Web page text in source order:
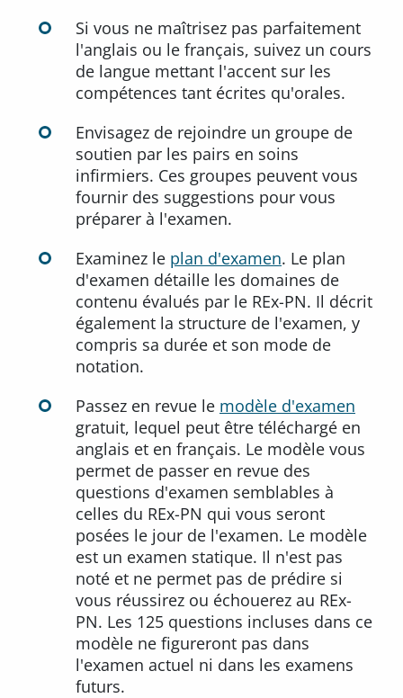
Si vous ne maîtrisez pas parfaitement
l'anglais ou le français, suivez un cours
de langue mettant l'accent sur les
compétences tant écrites qu'orales.
Envisagez de rejoindre un groupe de
soutien par les pairs en soins
infirmiers. Ces groupes peuvent vous
fournir des suggestions pour vous
préparer à l'examen.
Examinez le plan d'examen. Le plan
d'examen détaille les domaines de
contenu évalués par le REx-PN. Il décrit
également la structure de l'examen, y
compris sa durée et son mode de
notation.
Passez en revue le modèle d'examen
gratuit, lequel peut être téléchargé en
anglais et en français. Le modèle vous
permet de passer en revue des
questions d'examen semblables à
celles du REx-PN qui vous seront
posées le jour de l'examen. Le modèle
est un examen statique. Il n'est pas
noté et ne permet pas de prédire si
vous réussirez ou échouerez au REx-
PN. Les 125 questions incluses dans ce
modèle ne figureront pas dans
l'examen actuel ni dans les examens
futurs.